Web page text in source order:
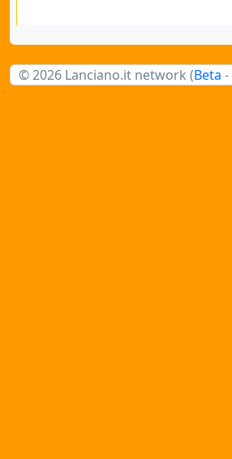
© 2026 Lanciano.it network (Beta -